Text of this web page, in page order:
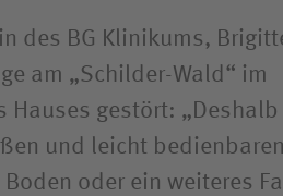
des BG Klinikums,
am „Schilder-Wald“ im
Hauses gestört:
und leicht
Boden oder ein weiteres